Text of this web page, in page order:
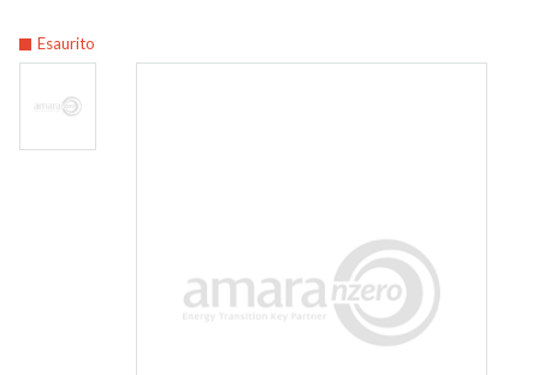
Esaurito